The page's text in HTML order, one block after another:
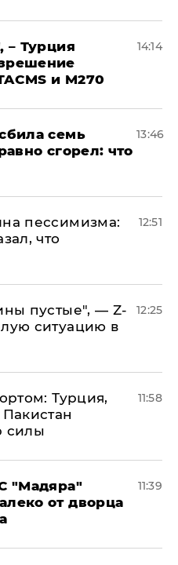
– Турция
и M270
14:14
семь
сгорел: что
13:46
пессимизма:
что
12:51
пустые", — Z-
ситуацию в
12:25
Турция,
силы
11:58
"Мадяра"
от дворца
11:39